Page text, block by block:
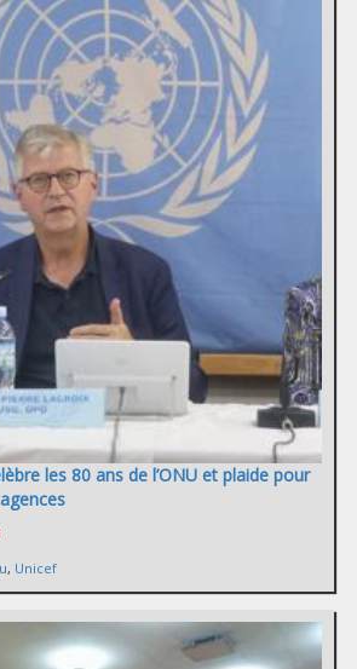
les 80 ans de l’ONU et plaide pour
, Unicef